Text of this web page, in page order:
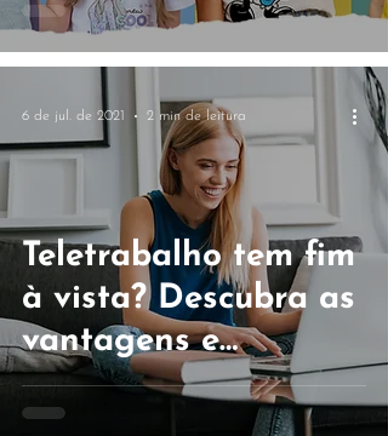
Teletrabalho tem fim
à vista? Descubra as
vantagens e
desvantagens!
6 de jul. de 2021 2 min de leitura